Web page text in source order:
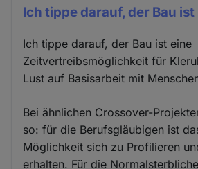
Ich tippe darauf, der Bau ist
Ich tippe darauf, der Bau ist eine
Zeitvertreibsmöglichkeit für
Lust auf Basisarbeit mit
Bei ähnlichen Crossover-
so: für die Berufsgläubigen ist
Möglichkeit sich zu Profilieren
erhalten. Für die